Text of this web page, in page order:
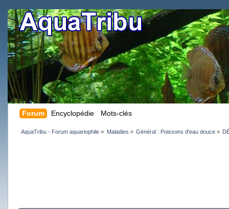
Forum Encyclopédie Mots-clés
AquaTribu - Forum aquariophile » Maladies » Général : Poissons d'eau douce»